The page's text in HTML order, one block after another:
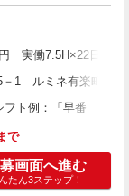
実働7.5H×22日勤
－1 ルミネ有楽町 1・
フト例：「早番
で
画面へ進む
たん3ステップ！